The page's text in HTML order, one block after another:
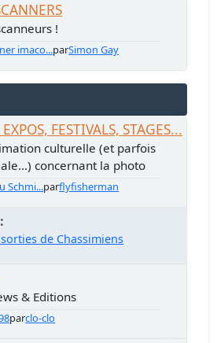
!
imaco...parSimon Gay
FESTIVALS, STAGES...
culturelle (et parfois
concernant la photo
Schmi...parflyfisherman
sorties de Chassimiens
& Editions
parclo-clo